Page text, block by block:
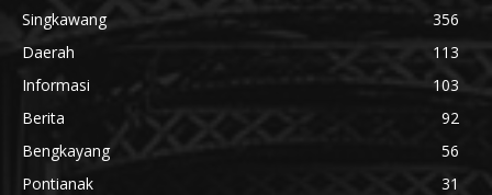
Singkawang
356
Daerah
113
Informasi
103
Berita
92
Bengkayang
56
Pontianak
31